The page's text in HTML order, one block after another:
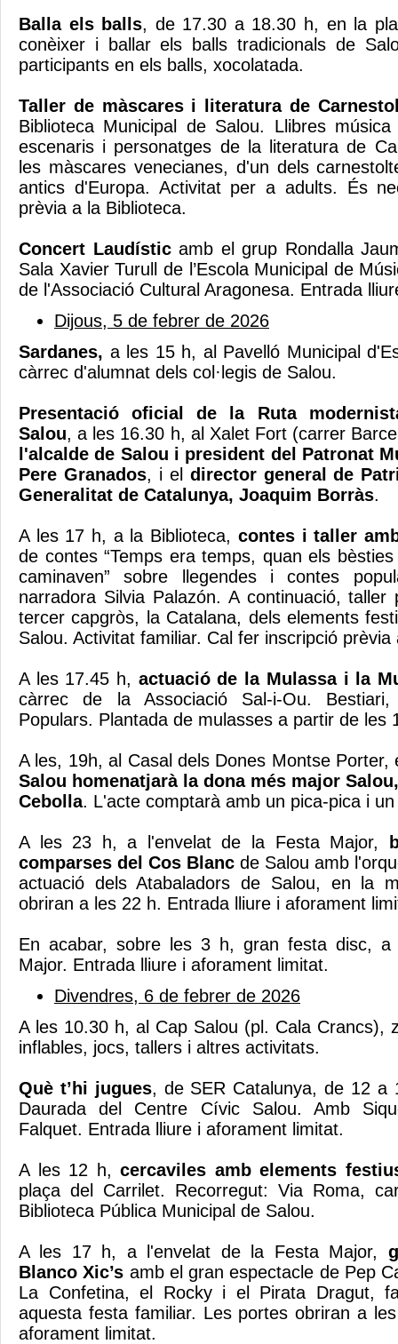
Balla els balls, de 17.30 a 18.30 h, en la
conèixer i ballar els balls tradicionals de
participants en els balls, xocolatada.
Taller de màscares i literatura de
Biblioteca Municipal de Salou. Llibres
escenaris i personatges de la literatura de
les màscares venecianes, d'un dels
antics d'Europa. Activitat per a adults. És
prèvia a la Biblioteca.
Concert Laudísticamb el grup Rondalla
Sala Xavier Turull de l’Escola Municipal de
de l'Associació Cultural Aragonesa. Entrada
Dijous, 5 de febrer de 2026
Sardanes, a les 15 h, al Pavelló Municipal
càrrec d'alumnat dels col·legis de Salou.
Presentació oficial de la Ruta
Salou, a les 16.30 h, al Xalet Fort (carrer
l'alcalde de Salou i president del Patronat
Pere Granados, i el director general de
Generalitat de Catalunya, Joaquim Borràs.
A les 17 h, a la Biblioteca, contes i taller
de contes “Temps era temps, quan els
caminaven” sobre llegendes i contes
narradora Silvia Palazón. A continuació,
tercer capgròs, la Catalana, dels elements
Salou. Activitat familiar. Cal fer inscripció prèvia
A les 17.45 h, actuació de la Mulassa i la
càrrec de la Associació Sal-i-Ou.
Populars. Plantada de mulasses a partir de les
A les, 19h, al Casal dels Dones Montse
Salou homenatjarà la dona més major
Cebolla. L'acte comptarà amb un pica-pica i
A les 23 h, a l'envelat de la Festa Major,
comparses del Cos Blanc de Salou amb
actuació dels Atabaladors de Salou, en la
obriran a les 22 h. Entrada lliure i aforament
En acabar, sobre les 3 h, gran festa disc, a
Major. Entrada lliure i aforament limitat.
Divendres, 6 de febrer de 2026
A les 10.30 h, al Cap Salou (pl. Cala Crancs),
inflables, jocs, tallers i altres activitats.
Què t’hi jugues, de SER Catalunya, de 12 a
Daurada del Centre Cívic Salou. Amb
Falquet. Entrada lliure i aforament limitat.
A les 12 h,cercaviles amb elements
plaça del Carrilet. Recorregut: Via Roma,
Biblioteca Pública Municipal de Salou.
A les 17 h, a l'envelat de la Festa Major,
Blanco Xic’s amb el gran espectacle de Pep
La Confetina, el Rocky i el Pirata Dragut,
aquesta festa familiar. Les portes obriran a
aforament limitat.